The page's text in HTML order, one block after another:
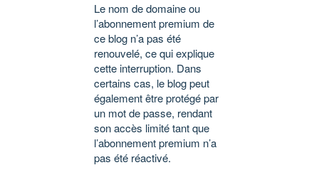
Le nom de domaine ou
l’abonnement premium de
ce blog n’a pas été
renouvelé, ce qui explique
cette interruption. Dans
certains cas, le blog peut
également être protégé par
un mot de passe, rendant
son accès limité tant que
l’abonnement premium n’a
pas été réactivé.